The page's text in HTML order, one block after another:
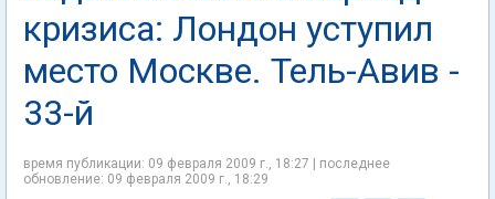
кризиса: Лондон уступил
место Москве. Тель-Авив -
33-й
время публикации: 09 февраля 2009 г., 18:27 | последнее
обновление: 09 февраля 2009 г., 18:29